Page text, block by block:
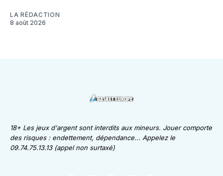
LA RÉDACTION
8 août 2026
18+ Les jeux d'argent sont interdits aux mineurs. Jouer comporte
des risques : endettement, dépendance... Appelez le
09.74.75.13.13 (appel non surtaxé)